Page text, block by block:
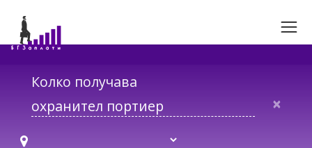
Колко получава
×